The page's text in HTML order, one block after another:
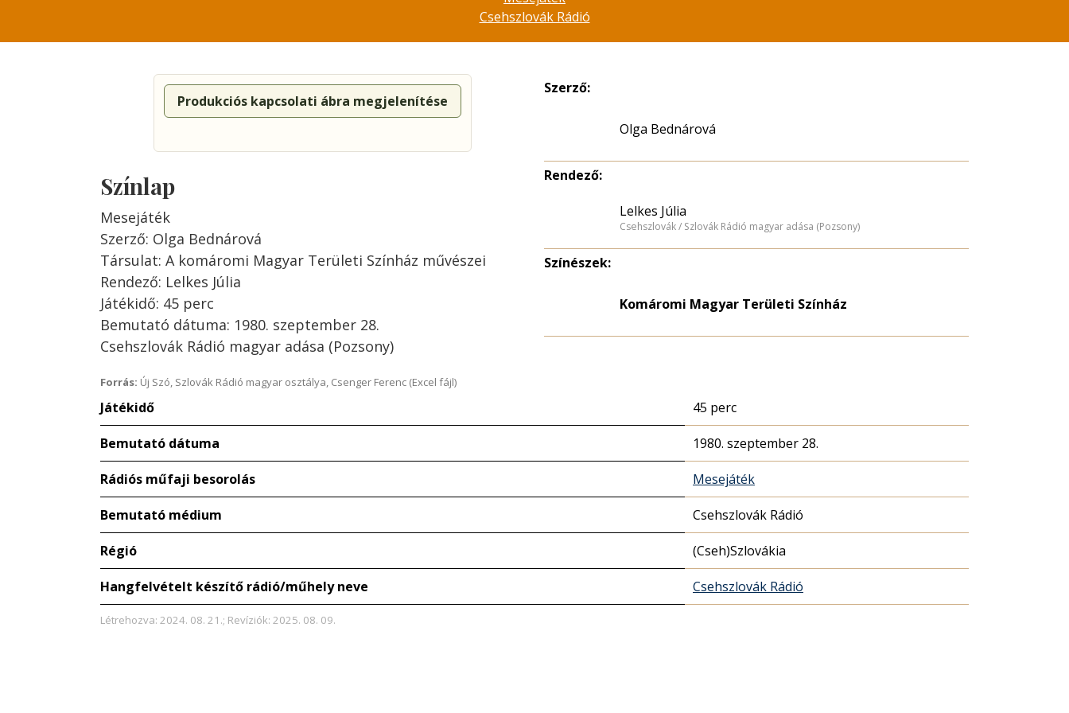
Csehszlovák Rádió
Produkciós kapcsolati ábra megjelenítése
Színlap
Mesejáték
Szerző: Olga Bednárová
Társulat: A komáromi Magyar Területi Színház művészei
Rendező: Lelkes Júlia
Játékidő: 45 perc
Bemutató dátuma: 1980. szeptember 28.
Csehszlovák Rádió magyar adása (Pozsony)
Forrás: Új Szó, Szlovák Rádió magyar osztálya, Csenger Ferenc (Excel fájl)
Szerző:
Olga Bednárová
Rendező:
Lelkes Júlia
Csehszlovák / Szlovák Rádió magyar adása (Pozsony)
Színészek:
Komáromi Magyar Területi Színház
Játékidő 45 perc
Bemutató dátuma 1980. szeptember 28.
Rádiós műfaji besorolás Mesejáték
Bemutató médium Csehszlovák Rádió
Régió (Cseh)Szlovákia
Hangfelvételt készítő rádió/műhely neve Csehszlovák Rádió
Létrehozva: 2024. 08. 21.; Revíziók: 2025. 08. 09.